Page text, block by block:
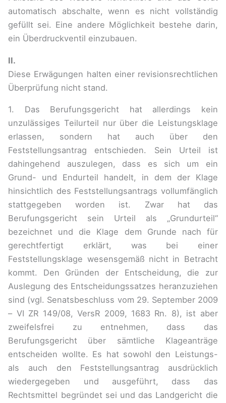
automatisch abschalte, wenn es nicht vollständig
gefüllt sei. Eine andere Möglichkeit bestehe darin,
ein Überdruckventil einzubauen.
II.
Diese Erwägungen halten einer revisionsrechtlichen
Überprüfung nicht stand.
1. Das Berufungsgericht hat allerdings kein
unzulässiges Teilurteil nur über die Leistungsklage
erlassen, sondern hat auch über den
Feststellungsantrag entschieden. Sein Urteil ist
dahingehend auszulegen, dass es sich um ein
Grund- und Endurteil handelt, in dem der Klage
hinsichtlich des Feststellungsantrags vollumfänglich
stattgegeben worden ist. Zwar hat das
Berufungsgericht sein Urteil als „Grundurteil“
bezeichnet und die Klage dem Grunde nach für
gerechtfertigt erklärt, was bei einer
Feststellungsklage wesensgemäß nicht in Betracht
kommt. Den Gründen der Entscheidung, die zur
Auslegung des Entscheidungssatzes heranzuziehen
sind (vgl. Senatsbeschluss vom 29. September 2009
– VI ZR 149/08, VersR 2009, 1683 Rn. 8), ist aber
zweifelsfrei zu entnehmen, dass das
Berufungsgericht über sämtliche Klageanträge
entscheiden wollte. Es hat sowohl den Leistungs-
als auch den Feststellungsantrag ausdrücklich
wiedergegeben und ausgeführt, dass das
Rechtsmittel begründet sei und das Landgericht die